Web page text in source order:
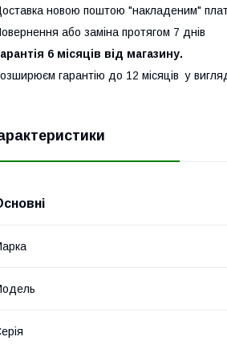
новою поштою "накладеним"
або заміна протягом 7 днів
6 місяців від магазину.
гарантію до 12 місяців у